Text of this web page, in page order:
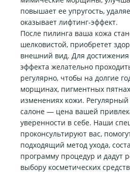
повышает ее упругость,
оказывает лифтинг-эффект.
После пилинга ваша кожа
шелковистой, приобретет
внешний вид. Для
эффекта желательно
регулярно, чтобы на долгие
морщинах, пигментных
изменениях кожи.
салоне — цена вашей
уверенности в себе. Наши
проконсультируют вас,
подходящий метод ухода,
программу процедур и дадут
выбору косметических